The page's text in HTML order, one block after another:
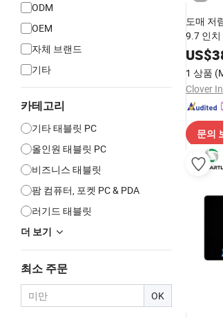
ODM
OEM
자체 브랜드
기타
카테고리
기타 태블릿 PC
올인원 태블릿 PC
비즈니스 태블릿
팜 컴퓨터, 포켓 PC & PDA
러기드 태블릿
더 보기
최소 주문
OK
도매 저
9.7 인치
US$
1 상품
Clover
문의